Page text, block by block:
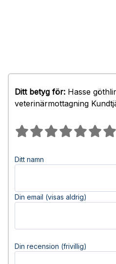
Ditt betyg för: Hasse
veterinärmottagning
Ditt namn
Din email (visas aldrig)
Din recension (frivillig)